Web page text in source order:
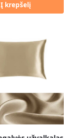
Į krepšelį